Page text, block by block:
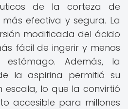
de la corteza de
efectiva y segura. La
modificada del ácido
fácil de ingerir y menos
Además, la
la aspirina permitió su
lo que la convirtió
accesible para millones